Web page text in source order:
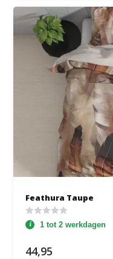
Feathura Taupe
1 tot 2 werkdagen
44,95